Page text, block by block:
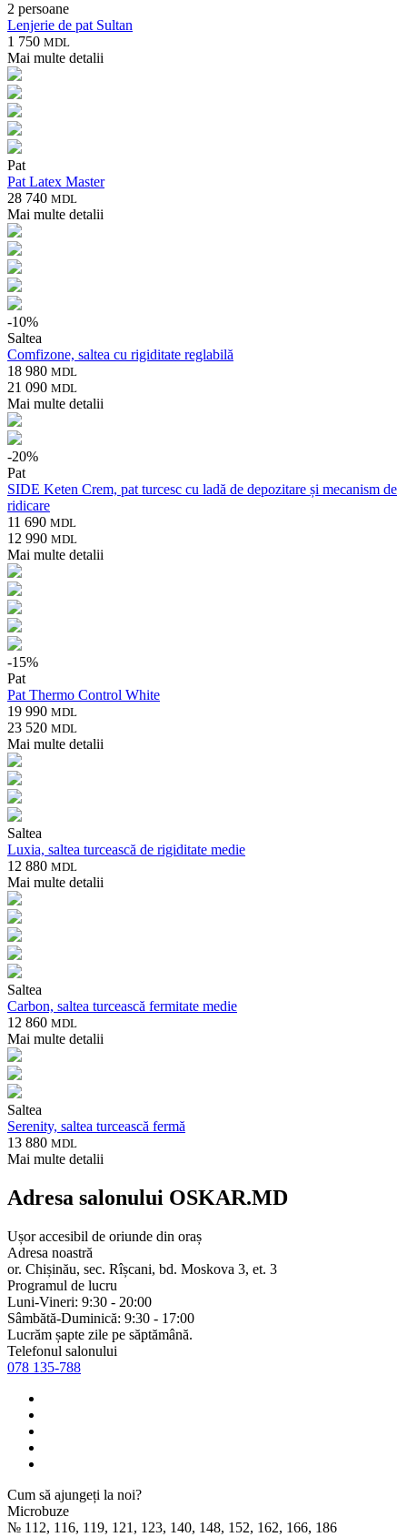
2 persoane
Lenjerie de pat Sultan
1 750 MDL
Mai multe detalii
Pat
Pat Latex Master
28 740 MDL
Mai multe detalii
-10%
Saltea
Comfizone, saltea cu rigiditate reglabilă
18 980 MDL
21 090 MDL
Mai multe detalii
-20%
Pat
SIDE Keten Crem, pat turcesc cu ladă de depozitare și mecanism de
ridicare
11 690 MDL
12 990 MDL
Mai multe detalii
-15%
Pat
Pat Thermo Control White
19 990 MDL
23 520 MDL
Mai multe detalii
Saltea
Luxia, saltea turcească de rigiditate medie
12 880 MDL
Mai multe detalii
Saltea
Carbon, saltea turcească fermitate medie
12 860 MDL
Mai multe detalii
Saltea
Serenity, saltea turcească fermă
13 880 MDL
Mai multe detalii
Adresa salonului OSKAR.MD
Ușor accesibil de oriunde din oraș
Adresa noastră
or. Chișinău, sec. Rîșcani, bd. Moskova 3, et. 3
Programul de lucru
Luni-Vineri: 9:30 - 20:00
Sâmbătă-Duminică: 9:30 - 17:00
Lucrăm șapte zile pe săptămână.
Telefonul salonului
078 135-788
Cum să ajungeți la noi?
Microbuze
№ 112, 116, 119, 121, 123, 140, 148, 152, 162, 166, 186